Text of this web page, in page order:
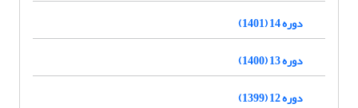
دوره 14 (1401)
دوره 13 (1400)
دوره 12 (1399)